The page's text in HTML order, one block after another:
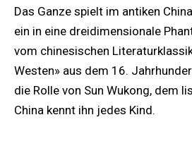
Das Ganze spielt im antiken
ein in eine dreidimensionale
vom chinesischen
Westen» aus dem 16.
die Rolle von Sun Wukong, dem
China kennt ihn jedes Kind.